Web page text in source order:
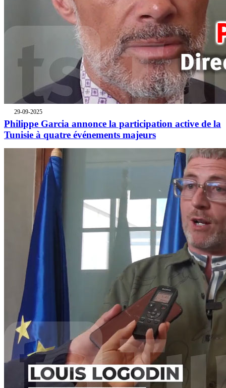
29-09-2025
Philippe Garcia annonce la participation active de la
Tunisie à quatre événements majeurs